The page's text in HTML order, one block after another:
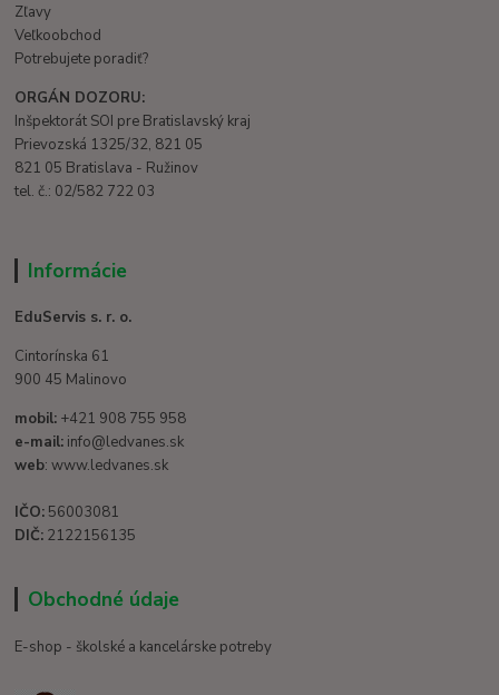
Zľavy
Veľkoobchod
Potrebujete poradiť?
ORGÁN DOZORU:
Inšpektorát SOI pre Bratislavský kraj
Prievozská 1325/32, 821 05
821 05 Bratislava - Ružinov
tel. č.: 02/582 722 03
Informácie
EduServis s. r. o.
Cintorínska 61
900 45 Malinovo
mobil: +421 908 755 958
e-mail: info@ledvanes.sk
web: www.ledvanes.sk
IČO: 56003081
DIČ: 2122156135
Obchodné údaje
E-shop - školské a kancelárske potreby